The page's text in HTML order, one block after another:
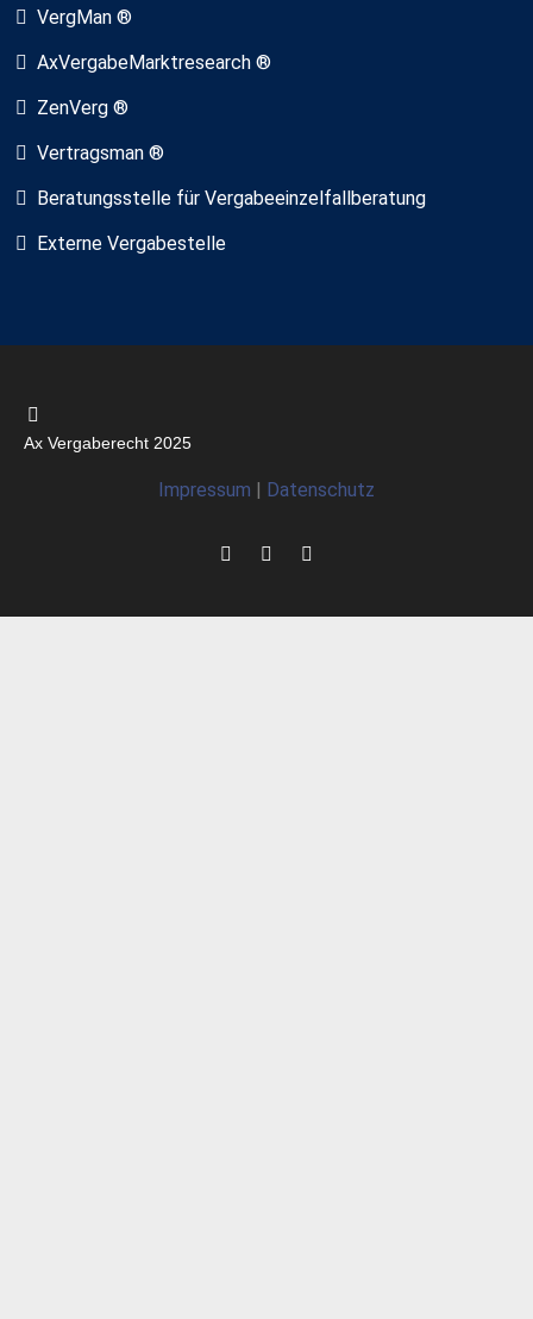
VergMan ®
AxVergabeMarktresearch ®
ZenVerg ®
Vertragsman ®
Beratungsstelle für Vergabeeinzelfallberatung
Externe Vergabestelle
Ax Vergaberecht 2025
Impressum Datenschutz